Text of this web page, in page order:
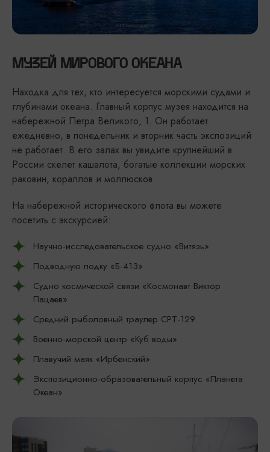
МУЗЕЙ МИРОВОГО ОКЕАНА
Находка для тех, кто интересуется морскими судами и
глубинами океана. Главный корпус музея находится на
набережной Петра Великого, 1. Он работает
ежедневно, в понедельник и вторник часть экспозиций
не работает. В его залах вы увидите крупнейший в
России скелет кашалота, богатые коллекции морских
раковин, кораллов и моллюсков.
На набережной исторического флота вы можете
посетить с экскурсией:
Научно-исследовательское судно «Витязь»
Подводную лодку «Б-413»
Судно космической связи «Космонавт Виктор
Пацаев»
Средний рыболовный траулер СРТ-129
Военно-морской центр «Куб воды»
Плавучий маяк «Ирбенский»
Экспозиционно-образовательный корпус «Планета
Океан»